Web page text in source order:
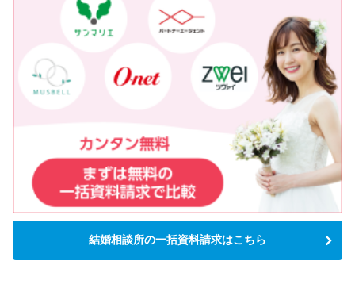
結婚相談所の一括資料請求はこちら